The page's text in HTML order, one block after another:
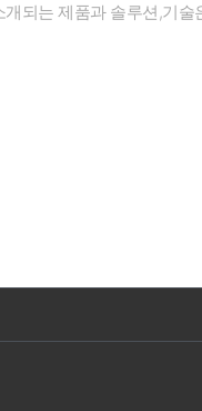
되는 제품과 솔루션,기술